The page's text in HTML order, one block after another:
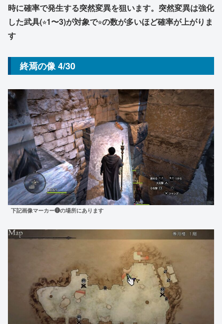
時に確率で発生する突然変異を狙います。突然変異は強化
した武具(⭐︎1〜3)が対象で⭐︎の数が多いほど確率が上がりま
す
終焉の像 4/30
下記画像マーカー❶の場所にあります